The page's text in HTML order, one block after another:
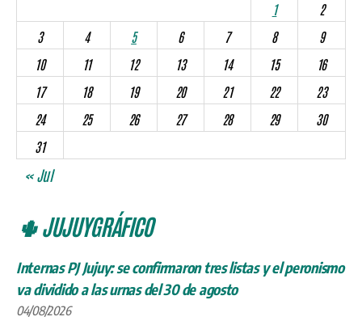
1
2
3
4 5 6 7 8
9
10
11 12 13 14 15
16
17
18 19 20 21 22
23
24
25 26 27 28 29
30
31
« Jul
🌵 JUJUYGRÁFICO
Internas PJ Jujuy: se confirmaron tres listas y el peronismo
va dividido a las urnas del 30 de agosto
04/08/2026